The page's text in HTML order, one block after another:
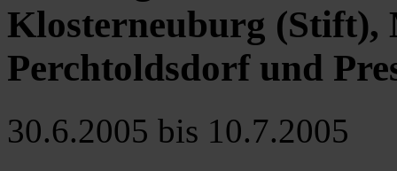
Klosterneuburg (Stift),
Perchtoldsdorf und
30.6.2005 bis 10.7.2005